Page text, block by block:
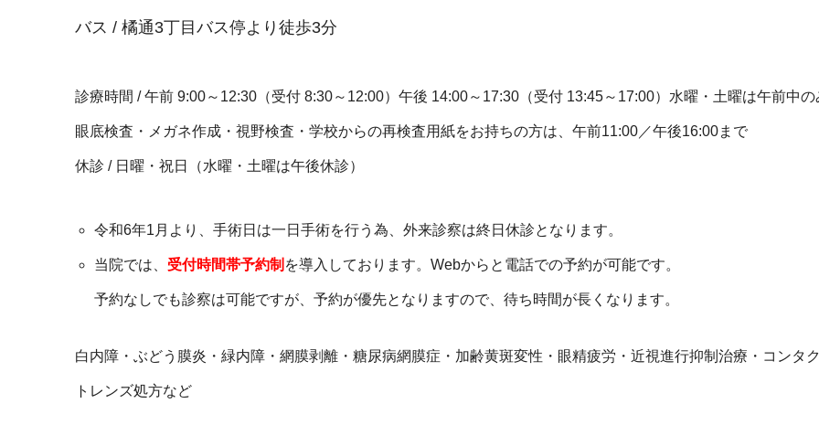
バス / 橘通3丁目バス停より徒歩3分
診療時間 / 午前 9:00～12:30（受付 8:30～12:00）午後 14:00～17:30（受付 13:45～17:00）水曜・土曜は午前中の
眼底検査・メガネ作成・視野検査・学校からの再検査用紙をお持ちの方は、午前11:00／午後16:00まで
休診 / 日曜・祝日（水曜・土曜は午後休診）
令和6年1月より、手術日は一日手術を行う為、外来診察は終日休診となります。
当院では、 受付時間帯予約制 を導入しております。Webからと電話での予約が可能です。
予約なしでも診察は可能ですが、予約が優先となりますので、待ち時間が長くなります。
白内障・ぶどう膜炎・緑内障・網膜剥離・糖尿病網膜症・加齢黄斑変性・眼精疲労・近視進行抑制治療・コンタ
トレンズ処方など